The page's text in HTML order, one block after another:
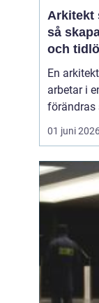
Arkitekt
så
och
i
En
arbetar i
förändras
också
historiska
arkitekt i
handlar
01 juni